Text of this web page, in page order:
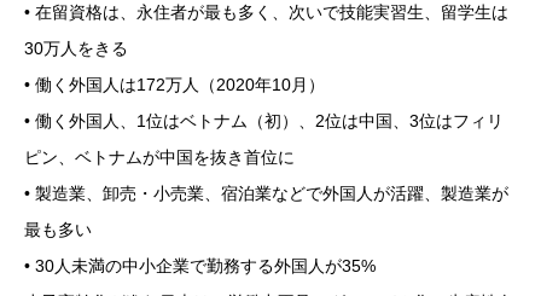
• 在留資格は、永住者が最も多く、次いで技能実習生、留学生は
30万人をきる
• 働く外国人は172万人（2020年10月）
• 働く外国人、1位はベトナム（初）、2位は中国、3位はフィリ
ピン、ベトナムが中国を抜き首位に
• 製造業、卸売・小売業、宿泊業などで外国人が活躍、製造業が
最も多い
• 30人未満の中小企業で勤務する外国人が35%